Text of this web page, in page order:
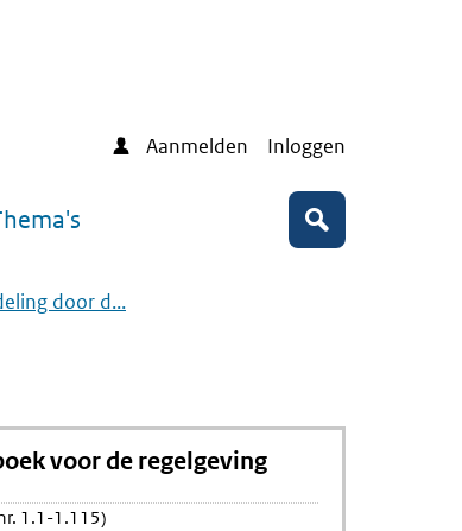
Aanmelden Inloggen
Zoeken
door d...
voor de regelgeving
1.1-1.115)